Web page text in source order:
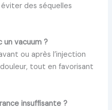
des séquelles
un vacuum ?
ou après l’injection
tout en favorisant
insuffisante ?